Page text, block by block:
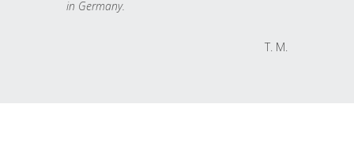
in Germany.
T. M.